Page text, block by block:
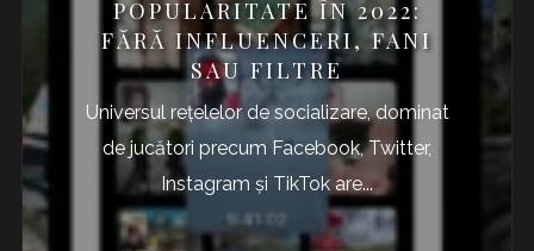
POPULARITATE ÎN 2022:
FĂRĂ INFLUENCERI, FANI
SAU FILTRE
Universul rețelelor de socializare, dominat
de jucători precum Facebook, Twitter,
Instagram și TikTok are...